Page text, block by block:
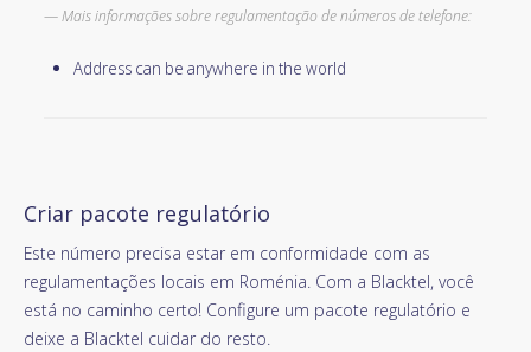
Mais informações sobre regulamentação de números de telefone:
Address can be anywhere in the world
Criar pacote regulatório
Este número precisa estar em conformidade com as
regulamentações locais em Roménia. Com a Blacktel, você
está no caminho certo! Configure um pacote regulatório e
deixe a Blacktel cuidar do resto.